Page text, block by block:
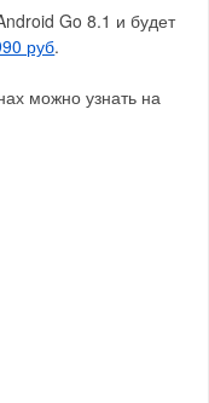
Go 8.1 и будет
руб.
можно узнать на